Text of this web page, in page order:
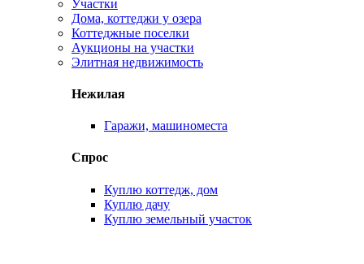
Участки
Дома, коттеджи у озера
Коттеджные поселки
Аукционы на участки
Элитная недвижимость
Нежилая
Гаражи, машиноместа
Спрос
Куплю коттедж, дом
Куплю дачу
Куплю земельный участок